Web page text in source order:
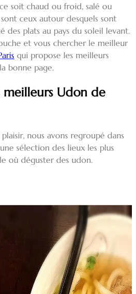
soit chaud ou froid, salé ou
ceux autour desquels sont
des plats au pays du soleil levant.
et vous chercher le meilleur
qui propose les meilleurs
bonne page.
meilleurs Udon de
nous avons regroupé dans
sélection des lieux les plus
où déguster des udon.